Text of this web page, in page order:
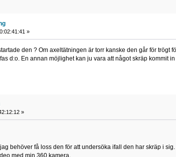
»
den ? Om axeltätningen är torr kanske den går för trögt
d:o. En annan möjlighet kan ju vara att något skräp kommit
»
behöver få loss den för att undersöka ifall den har skräp i sig.